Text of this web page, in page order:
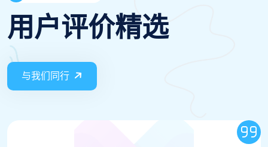
用户评价精选
与我们同行